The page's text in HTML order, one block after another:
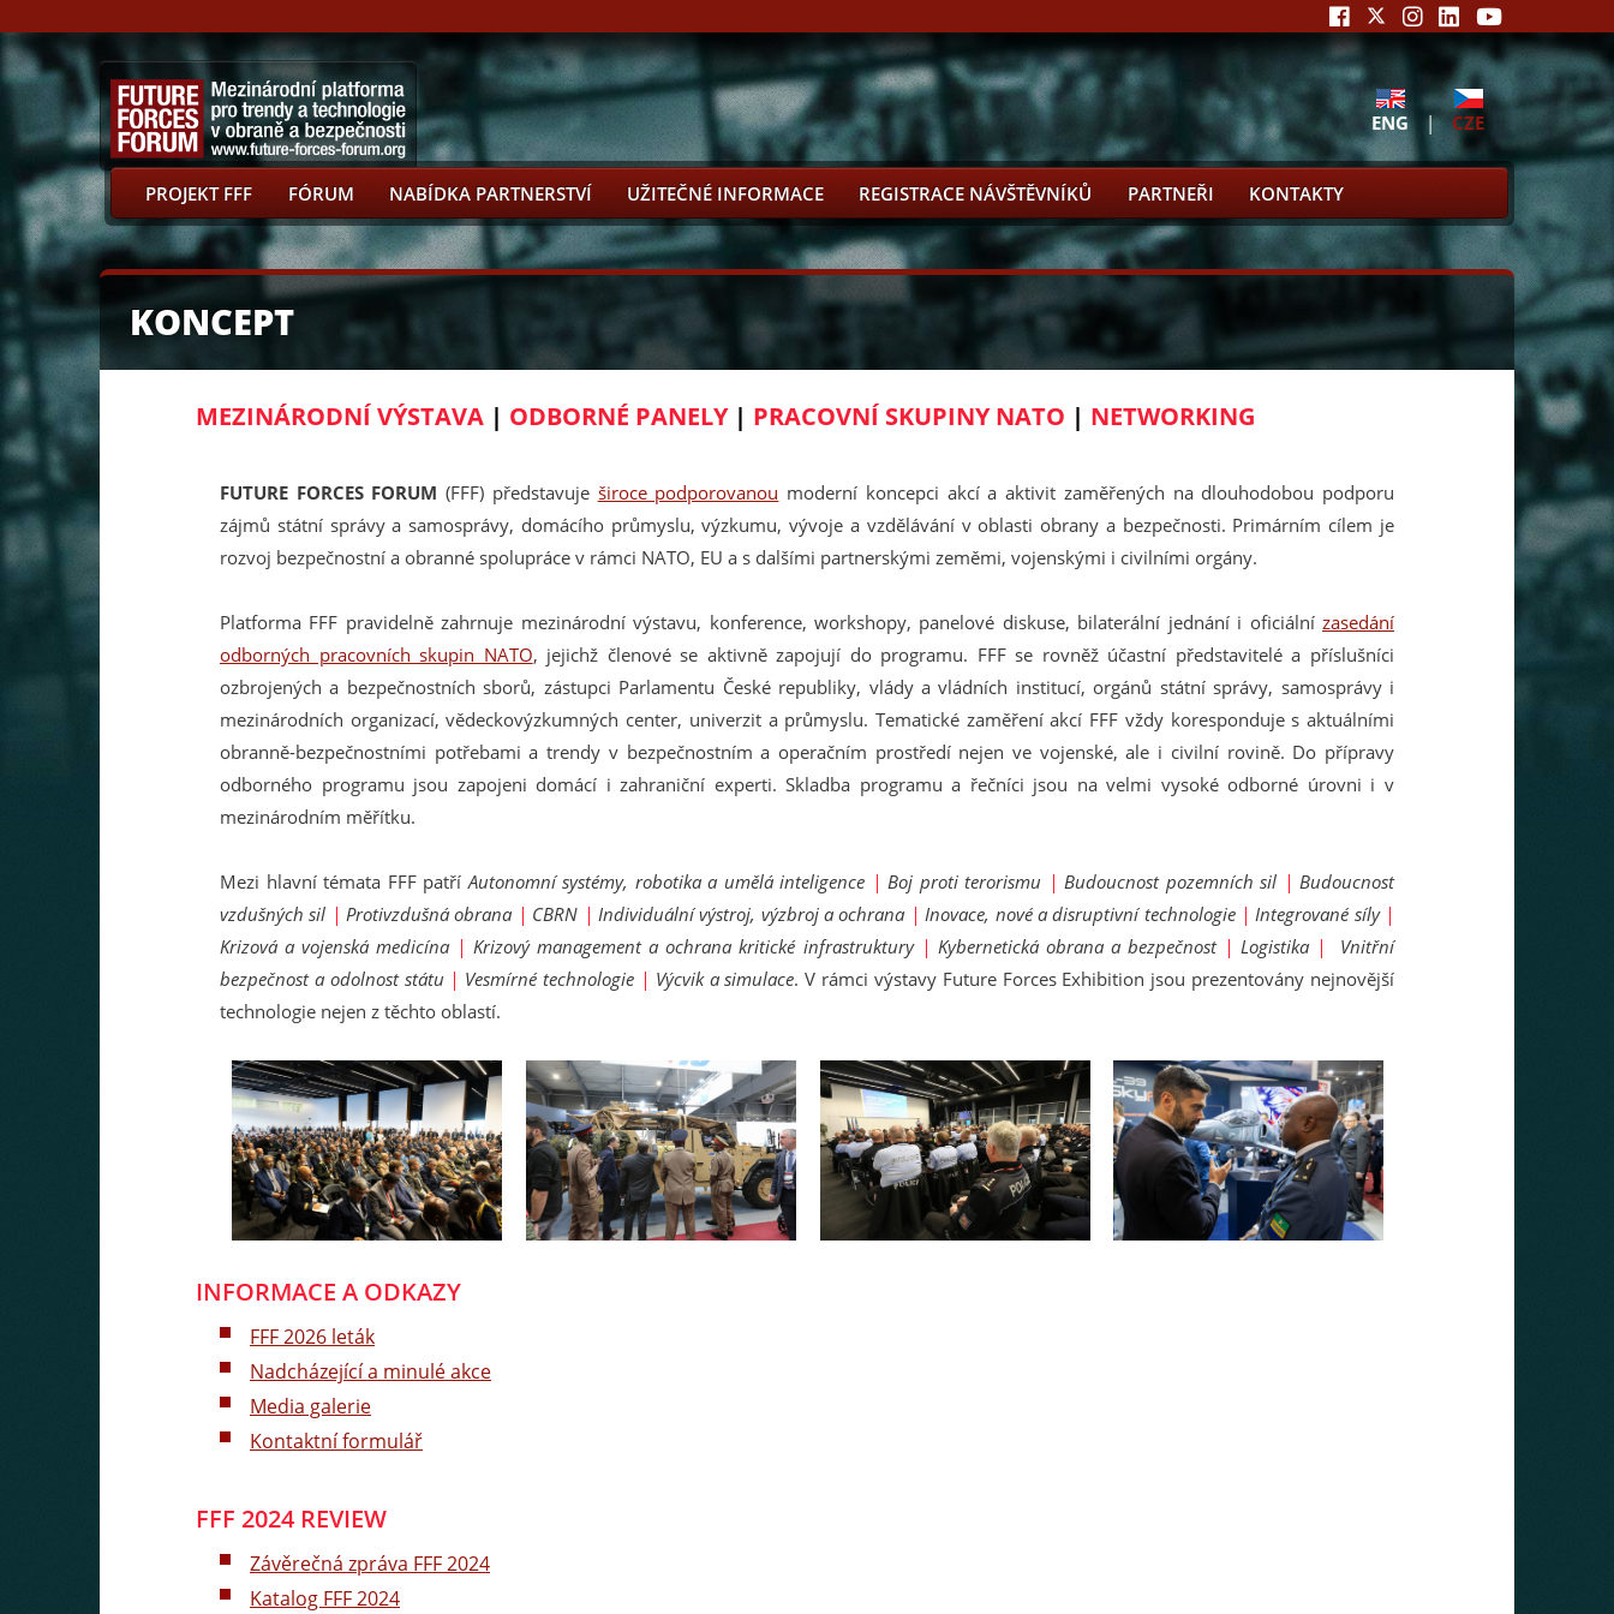
ENG | CZE
PROJEKT FFF FÓRUM NABÍDKA PARTNERSTVÍ UŽITEČNÉ INFORMACE REGISTRACE NÁVŠTĚVNÍKŮ PARTNEŘI KONTAKTY
KONCEPT
MEZINÁRODNÍ VÝSTAVA | ODBORNÉ PANELY | PRACOVNÍ SKUPINY NATO | NETWORKING
FUTURE FORCES FORUM (FFF) představuje široce podporovanou moderní koncepci akcí a aktivit zaměřených na dlouhodobou podporu
zájmů státní správy a samosprávy, domácího průmyslu, výzkumu, vývoje a vzdělávání v oblasti obrany a bezpečnosti. Primárním cílem je
rozvoj bezpečnostní a obranné spolupráce v rámci NATO, EU a s dalšími partnerskými zeměmi, vojenskými i civilními orgány.
Platforma FFF pravidelně zahrnuje mezinárodní výstavu, konference, workshopy, panelové diskuse, bilaterální jednání i oficiální zasedání
odborných pracovních skupin NATO, jejichž členové se aktivně zapojují do programu. FFF se rovněž účastní představitelé a příslušníci
ozbrojených a bezpečnostních sborů, zástupci Parlamentu České republiky, vlády a vládních institucí, orgánů státní správy, samosprávy i
mezinárodních organizací, vědeckovýzkumných center, univerzit a průmyslu. Tematické zaměření akcí FFF vždy koresponduje s aktuálními
obranně-bezpečnostními potřebami a trendy v bezpečnostním a operačním prostředí nejen ve vojenské, ale i civilní rovině. Do přípravy
odborného programu jsou zapojeni domácí i zahraniční experti. Skladba programu a řečníci jsou na velmi vysoké odborné úrovni i v
mezinárodním měřítku.
Mezi hlavní témata FFF patříAutonomní systémy, robotika a umělá inteligence | Boj proti terorismu | Budoucnost pozemních sil | Budoucnost
vzdušných sil |Protivzdušná obrana | CBRN | Individuální výstroj, výzbroj a ochrana |Inovace, nové a disruptivní technologie |Integrované síly |
Krizová a vojenská medicína |Krizový management a ochrana kritické infrastruktury | Kybernetická obrana a bezpečnost | Logistika |
Vnitřní
bezpečnost a odolnost státu | Vesmírné technologie | Výcvik a simulace. V rámci výstavy Future Forces Exhibition jsou prezentovány nejnovější
technologie nejen z těchto oblastí.
INFORMACE A ODKAZY
FFF 2026 leták
Nadcházející a minulé akce
Media galerie
Kontaktní formulář
FFF 2024 REVIEW
Závěrečná zpráva FFF 2024
Katalog FFF 2024